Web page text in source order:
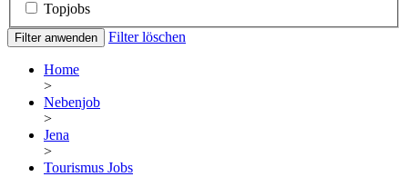
Topjobs
Filter anwenden Filter löschen
Home
>
Nebenjob
>
Jena
>
Tourismus Jobs